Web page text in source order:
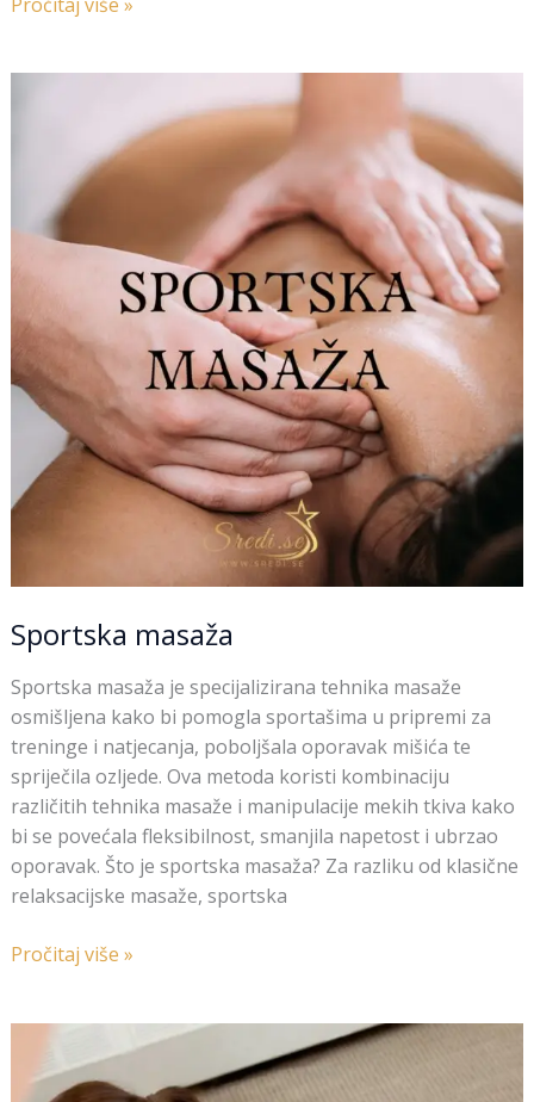
Sportska masaža
Sportska masaža je specijalizirana tehnika masaže
osmišljena kako bi pomogla sportašima u pripremi za
treninge i natjecanja, poboljšala oporavak mišića te
spriječila ozljede. Ova metoda koristi kombinaciju
različitih tehnika masaže i manipulacije mekih tkiva kako
bi se povećala fleksibilnost, smanjila napetost i ubrzao
oporavak. Što je sportska masaža? Za razliku od klasične
relaksacijske masaže, sportska
Pročitaj više »
terapija